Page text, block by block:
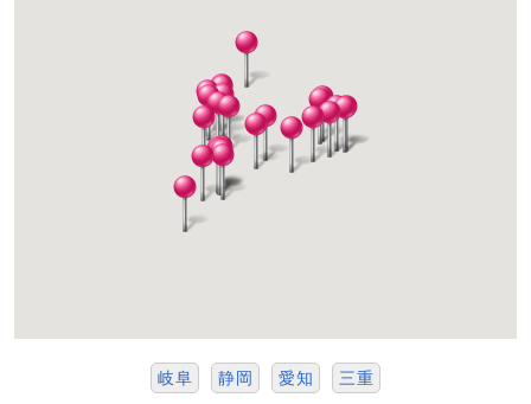
岐阜 静岡 愛知 三重